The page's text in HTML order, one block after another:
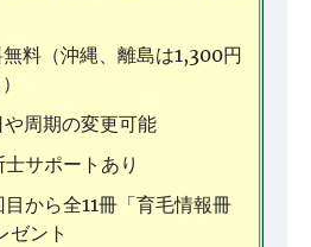
料（沖縄、離島は1,300円
周期の変更可能
サポートあり
から全11冊「育毛情報冊
ゼント